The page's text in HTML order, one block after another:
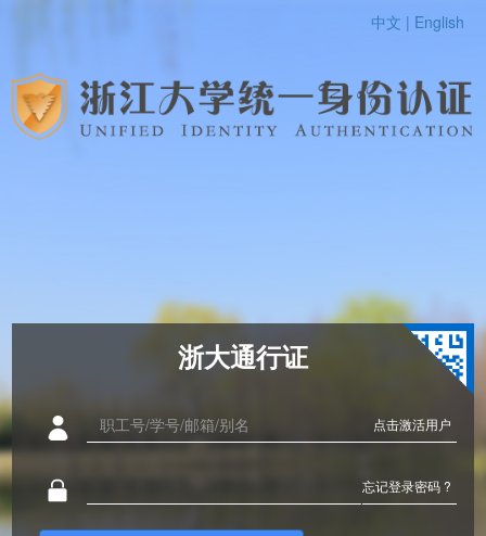
中文 | English
浙大通行证
点击激活用户
忘记登录密码 ?